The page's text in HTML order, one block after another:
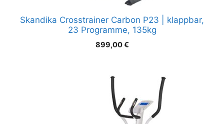
Skandika Crosstrainer Carbon P23 | klappbar,
23 Programme, 135kg
899,00€